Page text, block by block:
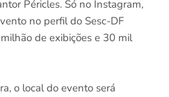
Péricles. Só no Instagram,
no perfil do Sesc-DF
de exibições e 30 mil
o local do evento será